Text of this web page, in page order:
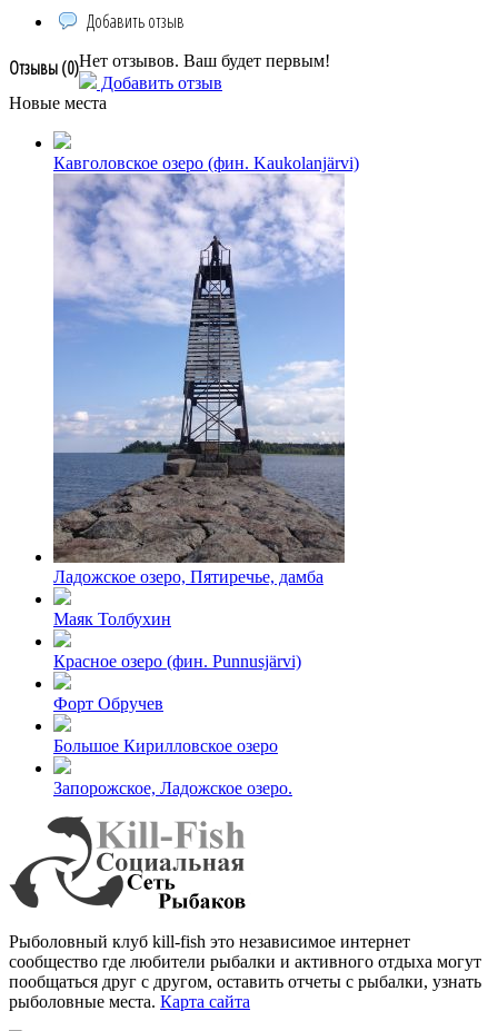
Добавить отзыв
Отзывы (0)Нет отзывов. Ваш будет первым!
Добавить отзыв
Новые места
Кавголовское озеро (фин. Kaukolanjärvi)
Ладожское озеро, Пятиречье, дамба
Маяк Толбухин
Красное озеро (фин. Punnusjärvi)
Форт Обручев
Большое Кирилловское озеро
Запорожское, Ладожское озеро.
Рыболовный клуб kill-fish это независимое интернет
сообщество где любители рыбалки и активного отдыха могут
пообщаться друг с другом, оставить отчеты с рыбалки, узнать
рыболовные места. Карта сайта